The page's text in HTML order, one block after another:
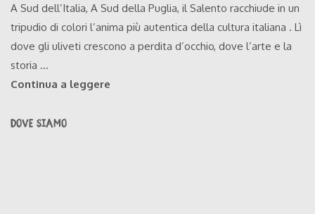
A Sud dell’Italia, A Sud della Puglia, il Salento racchiude in un
tripudio di colori l’anima più autentica della cultura italiana . Lì
dove gli uliveti crescono a perdita d’occhio, dove l’arte e la
storia ...
Continua a leggere
DOVE SIAMO